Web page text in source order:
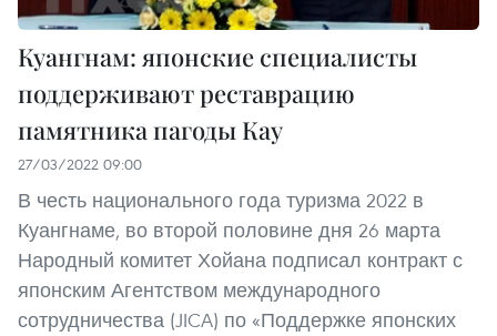
Куангнам: японские специалисты
поддерживают реставрацию
памятника пагоды Кау
27/03/2022 09:00
В честь национального года туризма 2022 в
Куангнаме, во второй половине дня 26 марта
Народный комитет Хойана подписал контракт с
японским Агентством международного
сотрудничества (JICA) по «Поддержке японских